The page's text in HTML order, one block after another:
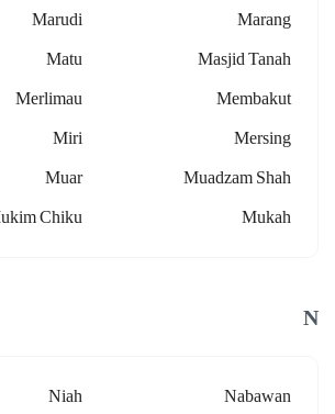
Marang
Marudi
Masjid Tanah
Matu
Membakut
Merlimau
Mersing
Miri
Muadzam Shah
Muar
Mukah
Chiku
N
Nabawan
Niah